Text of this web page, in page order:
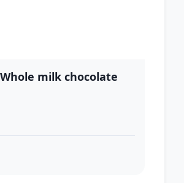
milk chocolate